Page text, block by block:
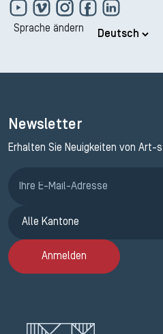
Sprache ändern
Newsletter
Erhalten Sie Neuigkeiten von Art-
Anmelden